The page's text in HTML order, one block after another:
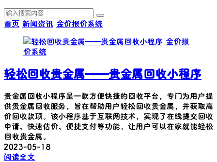
首页 新闻资讯 金价报价系统
金价报
价系统
轻松回收贵金属——贵金属回收小程序
贵金属回收小程序是一款方便快捷的回收平台，专门为用户提
供贵金属回收服务，旨在帮助用户轻松回收贵金属，并获取高
价回收款项。该小程序基于互联网技术，实现了在线提交回收
申请、快速估价、便捷支付等功能，让用户可以在家就能轻松
回收贵金属。
2023-05-18
阅读全文